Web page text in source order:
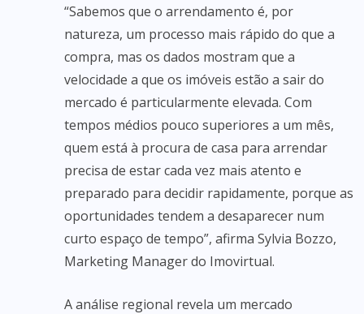
“Sabemos que o arrendamento é, por
natureza, um processo mais rápido do que a
compra, mas os dados mostram que a
velocidade a que os imóveis estão a sair do
mercado é particularmente elevada. Com
tempos médios pouco superiores a um mês,
quem está à procura de casa para arrendar
precisa de estar cada vez mais atento e
preparado para decidir rapidamente, porque as
oportunidades tendem a desaparecer num
curto espaço de tempo”, afirma Sylvia Bozzo,
Marketing Manager do Imovirtual.
A análise regional revela um mercado